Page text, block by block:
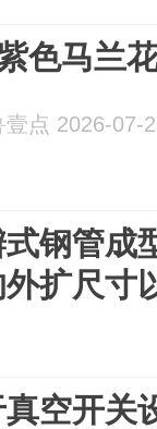
色马兰
壹点 2026-07-
钢管成
扩尺寸
空开关